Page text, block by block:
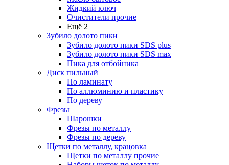
Жидкий ключ
Очистители прочие
Ещё 2
Зубило долото пики
Зубило долото пики SDS plus
Зубило долото пики SDS max
Пика для отбойника
Диск пильный
По ламинату
По аллюминию и пластику
По дереву
Фрезы
Шарошки
Фрезы по металлу
Фрезы по дереву
Щетки по металлу, крацовка
Щетки по металлу прочие